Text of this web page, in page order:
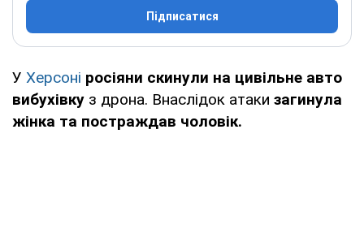
Підписатися
У Херсоні росіяни скинули на цивільне авто
вибухівку з дрона. Внаслідок атаки загинула
жінка та постраждав чоловік.